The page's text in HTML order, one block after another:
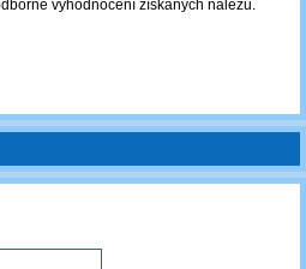
vyhodnocení získaných nálezů.